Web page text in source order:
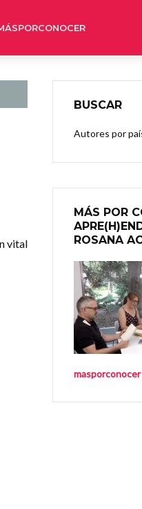
vital
BUSCAR
Autores por
MÁS POR
ROSANA
masporconocer